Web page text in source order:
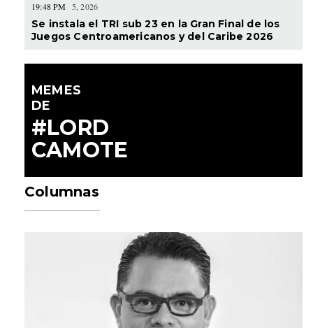
19:48 PM 5, 2026
Se instala el TRI sub 23 en la Gran Final de los
Juegos Centroamericanos y del Caribe 2026
MEMES
DE
#LORD
CAMOTE
Columnas